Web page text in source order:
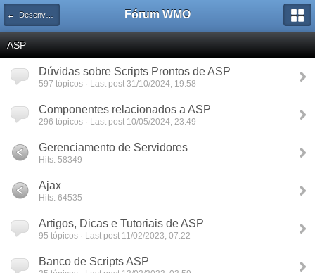
← Desenvolvimento Fórum WMO
ASP
Dúvidas sobre Scripts Prontos de ASP
597 tópicos · Last post 31/10/2024, 19:58
Componentes relacionados a ASP
296 tópicos · Last post 10/05/2024, 23:49
Gerenciamento de Servidores
Hits: 58349
Ajax
Hits: 64535
Artigos, Dicas e Tutoriais de ASP
95 tópicos · Last post 11/02/2023, 07:22
Banco de Scripts ASP